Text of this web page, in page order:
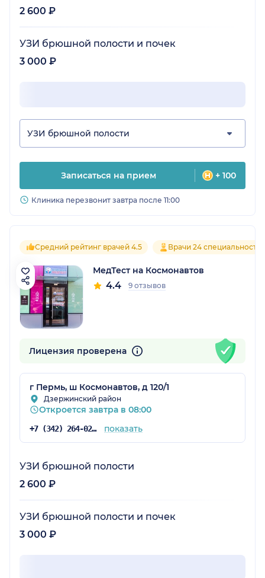
2 600 ₽
УЗИ брюшной полости и почек
3 000 ₽
УЗИ брюшной полости
Записаться на прием + 100
Клиника перезвонит завтра после 11:00
Средний рейтинг врачей 4.5 Врачи 24
МедТест на Космонавтов
4.4 9 отзывов
Лицензия проверена
г Пермь, ш Космонавтов, д 120/1
Дзержинский район
Откроется завтра в 08:00
+7 (342) 264-02-09 показать
УЗИ брюшной полости
2 600 ₽
УЗИ брюшной полости и почек
3 000 ₽